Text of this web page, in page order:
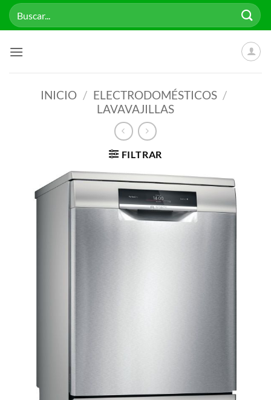
Saltar
Buscar
por:
INICIO / ELECTRODOMÉSTICOS /
LAVAVAJILLAS
FILTRAR